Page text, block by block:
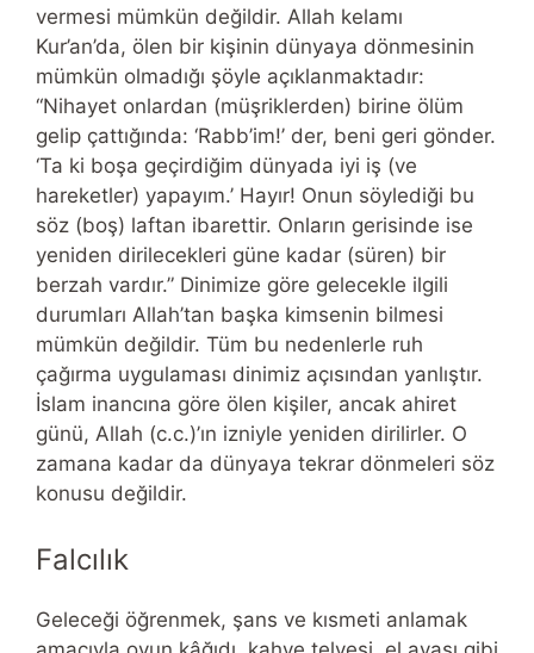
vermesi mümkün değildir. Allah kelamı
Kur’an’da, ölen bir kişinin dünyaya dönmesinin
mümkün olmadığı şöyle açıklanmaktadır:
“Nihayet onlardan (müşriklerden) birine ölüm
gelip çattığında: ‘Rabb’im!’ der, beni geri gönder.
‘Ta ki boşa geçirdiğim dünyada iyi iş (ve
hareketler) yapayım.’ Hayır! Onun söylediği bu
söz (boş) laftan ibarettir. Onların gerisinde ise
yeniden dirilecekleri güne kadar (süren) bir
berzah vardır.” Dinimize göre gelecekle ilgili
durumları Allah’tan başka kimsenin bilmesi
mümkün değildir. Tüm bu nedenlerle ruh
çağırma uygulaması dinimiz açısından yanlıştır.
İslam inancına göre ölen kişiler, ancak ahiret
günü, Allah (c.c.)’ın izniyle yeniden dirilirler. O
zamana kadar da dünyaya tekrar dönmeleri söz
konusu değildir.
Falcılık
Geleceği öğrenmek, şans ve kısmeti anlamak